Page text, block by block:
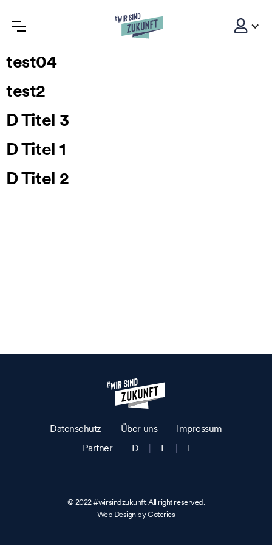
test04
test2
D Titel 3
D Titel 1
D Titel 2
Datenschutz Über uns
Impressum
Partner
D | F | I
© 2022 #wirsindzukunft. All right reserved.
Web Design by Coteries